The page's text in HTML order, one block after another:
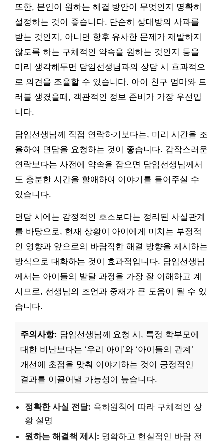
또한, 본인이 원하는 해결 방안이 무엇인지 명확히
설정하는 것이 좋습니다. 단순히 상대방의 사과를
받는 것인지, 아니면 향후 유사한 문제가 재발하지
않도록 하는 구체적인 약속을 원하는 것인지 등을
미리 생각해두면 담임선생님과의 상담 시 효과적으
로 의견을 조율할 수 있습니다. 아이 친구 엄마와 트
러블 생겼을때, 객관적인 정보 준비가 가장 우선입
니다.
담임선생님께 직접 연락하기보다는, 미리 시간을 조
율하여 면담을 요청하는 것이 좋습니다. 갑작스러운
연락보다는 사전에 약속을 잡으면 담임선생님께서
도 충분한 시간을 할애하여 이야기를 들어주실 수
있습니다.
면담 시에는 감정적인 호소보다는 정리된 사실관계
를 바탕으로, 현재 상황이 아이에게 미치는 부정적
인 영향과 앞으로의 바람직한 해결 방향을 제시하는
방식으로 대화하는 것이 효과적입니다. 담임선생님
께서는 아이들의 발달 과정을 가장 잘 이해하고 계
시므로, 선생님의 조언과 중재가 큰 도움이 될 수 있
습니다.
주의사항: 담임선생님께 요청 시, 특정 학부모에
대한 비난보다는 ‘우리 아이’와 ‘아이들의 관계’
개선에 초점을 맞춰 이야기하는 것이 긍정적인
결과를 이끌어낼 가능성이 높습니다.
정확한 사실 전달: 육하원칙에 따라 구체적인 상
황 설명
원하는 해결책 제시: 명확하고 현실적인 바람 전